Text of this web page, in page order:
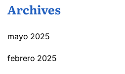
Archives
mayo 2025
febrero 2025